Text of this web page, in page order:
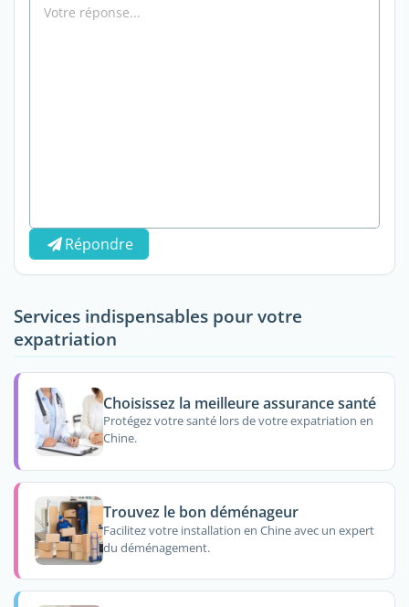
Répondre
Services indispensables pour votre
expatriation
Choisissez la meilleure assurance santé
Protégez votre santé lors de votre expatriation en
Chine.
Trouvez le bon déménageur
Facilitez votre installation en Chine avec un expert
du déménagement.